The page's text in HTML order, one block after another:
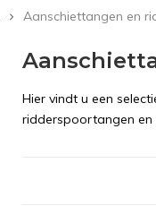
Aanschiettangen en
Hier vindt u een
ridderspoortangen en